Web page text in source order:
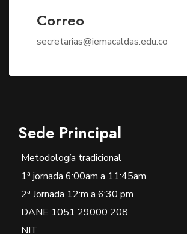
Correo
secretarias@iemacaldas.edu.co
Sede Principal
Metodología tradicional
1ª jornada 6:00am a 11:45am
2ª Jornada 12:m a 6:30 pm
DANE 1051 29000 208
NIT